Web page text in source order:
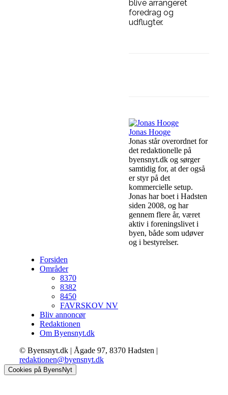
blive arrangeret
foredrag og
udflugter.
Jonas Hooge
Jonas står overordnet for
det redaktionelle på
byensnyt.dk og sørger
samtidig for, at der også
er styr på det
kommercielle setup.
Jonas har boet i Hadsten
siden 2008, og har
gennem flere år, været
aktiv i foreningslivet i
byen, både som udøver
og i bestyrelser.
Forsiden
Områder
8370
8382
8450
FAVRSKOV NV
Bliv annoncør
Redaktionen
Om Byensnyt.dk
© Byensnyt.dk | Ågade 97, 8370 Hadsten |
redaktionen@byensnyt.dk
Cookies på ByensNyt